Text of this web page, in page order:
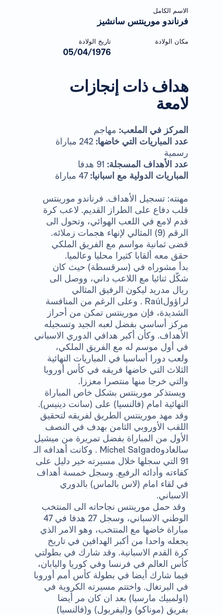
الاسم الكامل
فرناندو مورينتس سانشيز
مكان الولادة تاريخ الولادة
05/04/1976
هداف ذات إنجازات
لامعة
المركز في الملعب:مهاجم
عدد المباريات التي خاضها:
242 مباراة
رسمية
عدد الأهداف المسجلة:91 هدفا
المباريات الدولية مع اسبانيا:47 مباراة
مهنته: تسجيل الأهداف. فرناندو مورينتس
قلب دفاع على الطراز القديم. لاعب كرة
قدم لامع في اللعب الهوائي، وتحول الى
الرقم (9) المثالي لإنهاء هجمات زملائه.
قضى ثمانية مواسم مع الفريق الملكي
حقق معه ألقابا كثيرا محليا وعالميا.
بدأ مشوراه في (سرقسطة) حيث كان
شكّل ثنائيا مع اللاعب داني، ووصل الى
ريال مدريد ليكون الرفيق المثالي
لراؤولRaúl. وعلى الرغم من المنافسة
الشديدة، فإن مورينتس تمكن من أحراز
مركز أساسي بفضل لعبه الجيد وتسجيله
الأهداف. وكأن أكبر هدافي الدوري الاسباني
في أول موسم له مع الفريق الملكي،
ولعب دورا أساسيا في المباريات النهائية
الثلاث التي خاضها فريقه في كأس أوروبا
والتي خرجا منها منتصرا معززا.
ويستذكر مورينتس بشكل خاص المباراة
النهائية امام (فالنسيا) على (سانت دينيس).
وقد مهد مورينتس الطريق لفريقه لتحقيق
اللقب الأوروبي الثامن بهدف في النصف
الأول من المباراة بفضل تمريرة من ميشيل
سالغادوMíchel Salgado. وكانت أهدافه الـ
91 التي سجلها خلال مسيرته خير دليل على
كفاءته وأدائه الرفيع. وسجل خمسة أهداف
في لقاء امام (لاس بالماس) بالدوري
الاسباني.
وقد حمل مورينتس نجاحاته الى المنتخب
الوطني الاسباني، وسجل 27 هدفا في 47
مباراة خاضها مع المنتخب، وهو الامر الذي
يجعله واحدا من أكبر الهدافين في تاريخ
كرة القدم الاسبانية. وقد شارك في بطولتي
كأس العالم في فرنسا وفي كوريا واليابان،
فيما شارك أيضا في بطولة كأس أمم أوروبا
في البرتغال. واختتم مسيرته الكروية في
(اولمبيك مارسيا) بعد ان كان مر أيضا
بفريق (موناكو) و(ليفربول) و(فالنسيا)